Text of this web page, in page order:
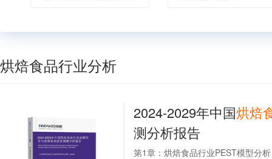
烘焙食品行业分析
2024-2029年中国烘焙
测分析报告
第1章：烘焙食品行业PEST模型分